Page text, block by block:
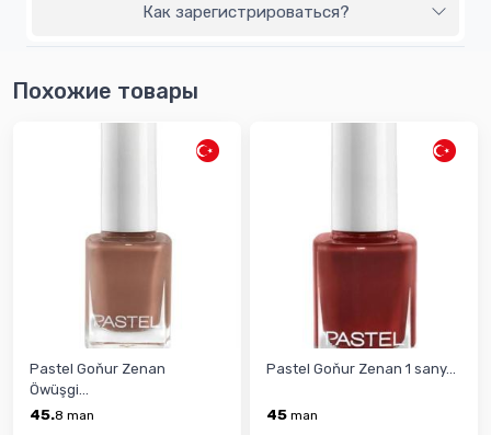
Как зарегистрироваться?
Похожие товары
Pastel Goňur Zenan
Öwüşgi...
45.8 man
Pastel Goňur Zenan 1 sany...
45 man